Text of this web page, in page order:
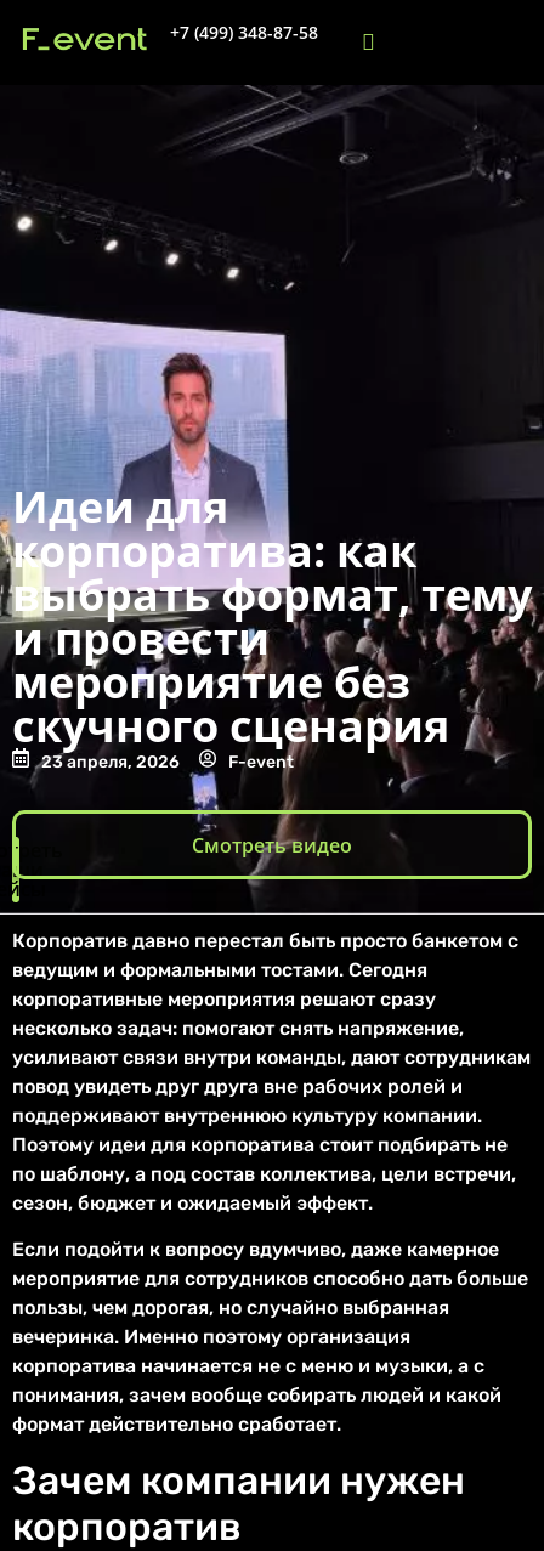
+7 (499) 348-87-58
Идеи для
корпоратива: как
выбрать формат, тему
и провести
мероприятие без
скучного сценария
23 апреля, 2026 F-event
Смотреть видео
Корпоратив давно перестал быть просто банкетом с
ведущим и формальными тостами. Сегодня
корпоративные мероприятия решают сразу
несколько задач: помогают снять напряжение,
усиливают связи внутри команды, дают сотрудникам
повод увидеть друг друга вне рабочих ролей и
поддерживают внутреннюю культуру компании.
Поэтому идеи для корпоратива стоит подбирать не
по шаблону, а под состав коллектива, цели встречи,
сезон, бюджет и ожидаемый эффект.
Если подойти к вопросу вдумчиво, даже камерное
мероприятие для сотрудников способно дать больше
пользы, чем дорогая, но случайно выбранная
вечеринка. Именно поэтому организация
корпоратива начинается не с меню и музыки, а с
понимания, зачем вообще собирать людей и какой
формат действительно сработает.
Зачем компании нужен
корпоратив